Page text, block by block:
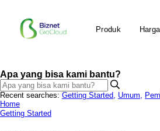
Produk Harga
Apa yang bisa kami bantu?
Recent searches: Getting Started, Umum,
Home
Getting Started